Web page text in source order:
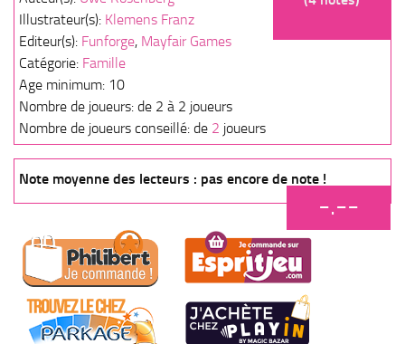
Illustrateur(s): Klemens Franz
Editeur(s): Funforge, Mayfair Games
Catégorie: Famille
Age minimum: 10
Nombre de joueurs: de 2 à 2 joueurs
Nombre de joueurs conseillé: de 2 joueurs
Note moyenne des lecteurs : pas encore de note !
-.--